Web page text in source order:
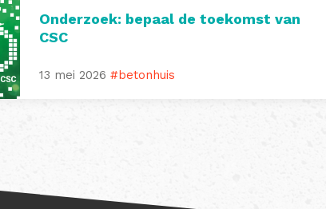
Onderzoek: bepaal de toekomst van
CSC
13 mei 2026 #betonhuis